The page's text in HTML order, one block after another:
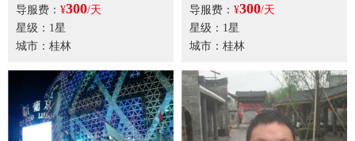
导服费： ¥300/天
星级：1星
城市：桂林
导服费： ¥300/天
星级：1星
城市：桂林